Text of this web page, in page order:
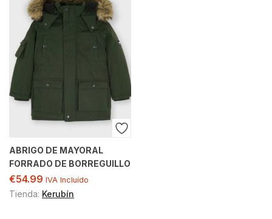
ABRIGO DE MAYORAL
FORRADO DE BORREGUILLO
€54.99 IVA Incluído
Tienda: Kerubín